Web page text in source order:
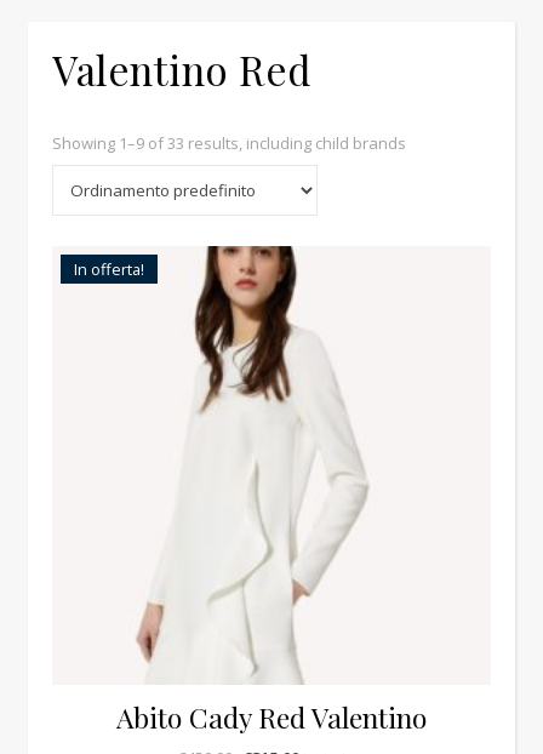
Valentino Red
Showing 1–9 of 33 results, including child brands
In offerta!
Abito Cady Red Valentino